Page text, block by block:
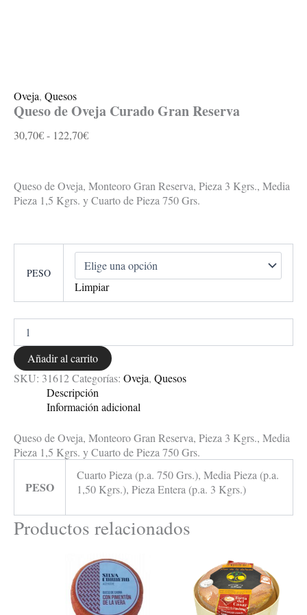
Oveja, Quesos
Queso de Oveja Curado Gran Reserva
30,70€- 122,70€
Queso de Oveja, Monteoro Gran Reserva, Pieza 3 Kgrs., Media
Pieza 1,5 Kgrs. y Cuarto de Pieza 750 Grs.
PESO
Limpiar
Añadir al carrito
SKU: 31612Categorías: Oveja, Quesos
Descripción
Información adicional
Queso de Oveja, Monteoro Gran Reserva, Pieza 3 Kgrs., Media
Pieza 1,5 Kgrs. y Cuarto de Pieza 750 Grs.
PESO
Cuarto Pieza (p.a. 750 Grs.), Media Pieza (p.a.
1,50 Kgrs.), Pieza Entera (p.a. 3 Kgrs.)
Productos relacionados
de
precios:
desde
15,90€
hasta
producto
tiene
múltiples
variantes.